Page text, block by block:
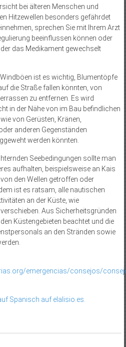
bei älteren Menschen und
Hitzewellen besonders gefährdet
sprechen Sie mit Ihrem Arzt
beeinflussen können oder
das Medikament gewechselt
ist es wichtig, Blumentöpfe
die Straße fallen könnten, von
zu entfernen. Es wird
in der Nähe von im Bau befindlichen
von Gerüsten, Kränen,
anderen Gegenständen
werden könnten.
Seebedingungen sollte man
aufhalten, beispielsweise an Kais
den Wellen getroffen oder
ist es ratsam, alle nautischen
an der Küste, wie
Aus Sicherheitsgründen
Küstengebieten beachtet und die
an den Stränden sowie
emergencias/consejos/
Spanisch auf elalisio.es.